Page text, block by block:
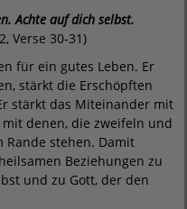
Achte auf dich selbst.
Verse 30-31)
für ein gutes Leben. Er
stärkt die Erschöpften
stärkt das Miteinander mit
denen, die zweifeln und
Rande stehen. Damit
Beziehungen zu
und zu Gott, der den